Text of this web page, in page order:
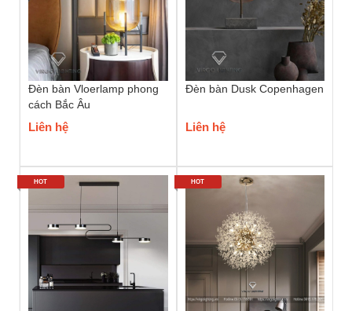
Đèn bàn Vloerlamp phong
cách Bắc Âu
Liên hệ
Đèn bàn Dusk Copenhagen
Liên hệ
HOT HOT